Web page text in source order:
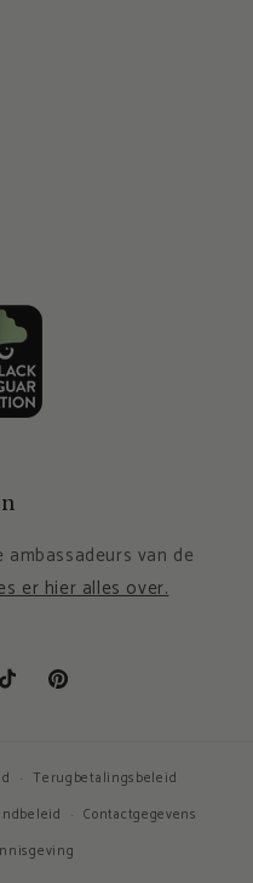
van de
er hier alles over.
TikTok Pinterest
Terugbetalingsbeleid
Contactgegevens